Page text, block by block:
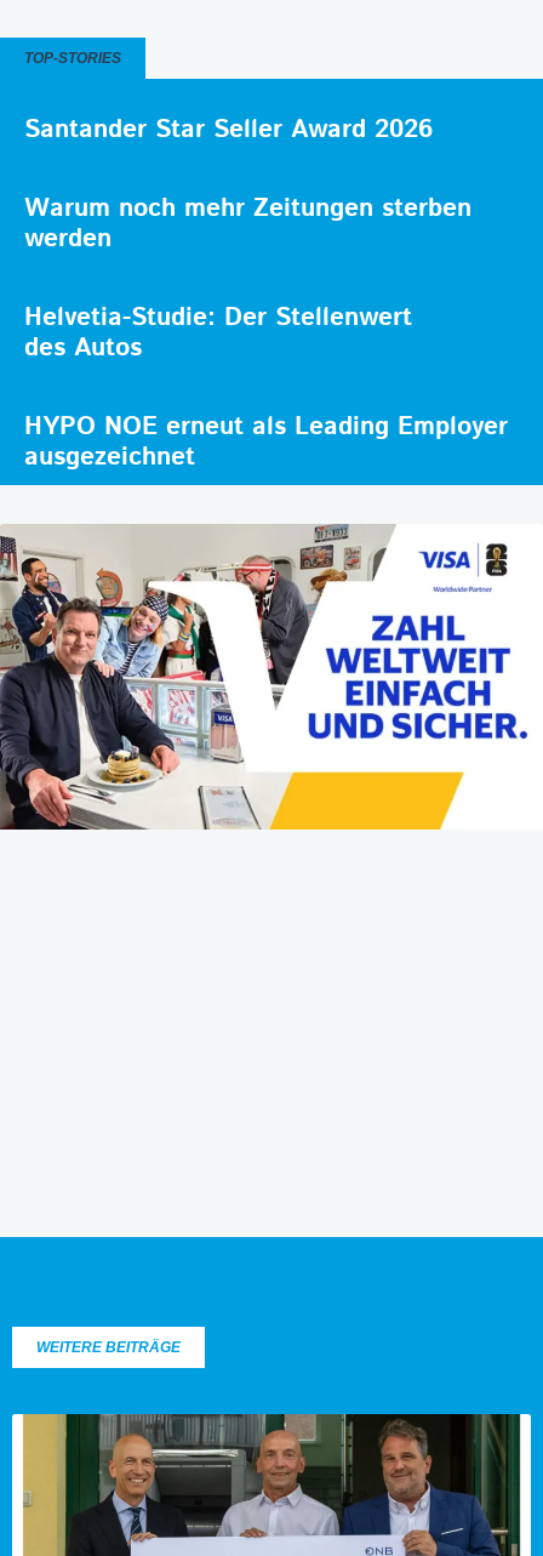
TOP-STORIES
Santander Star Seller Award 2026
Warum noch mehr Zeitungen sterben
werden
Helvetia-Studie: Der Stellenwert
des Autos
HYPO NOE erneut als Leading Employer
ausgezeichnet
WEITERE BEITRÄGE